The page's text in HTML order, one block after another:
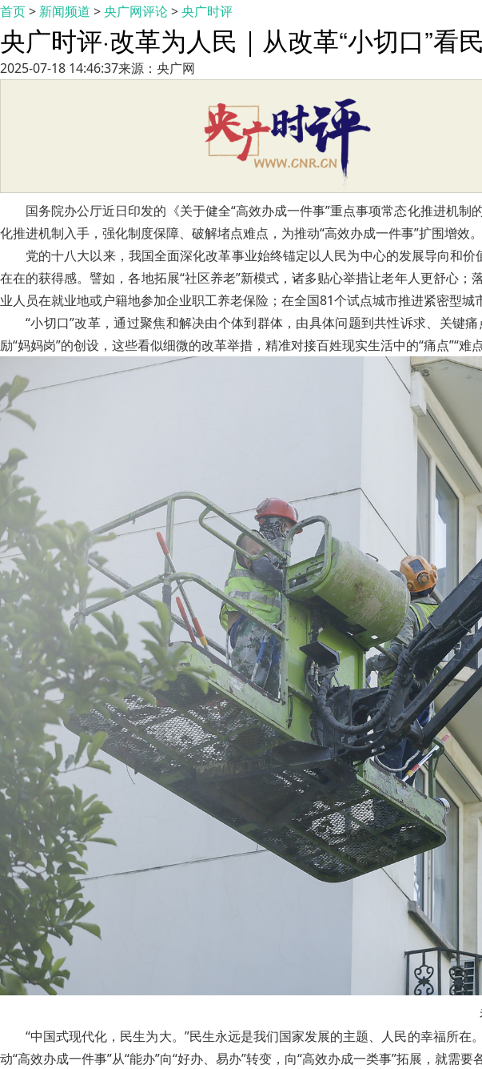
首页> 新闻频道 >央广网评论>央广时评
央广时评·改革为人民｜从改革“小切口”看
2025-07-18 14:46:37来源：央广网
国务院办公厅近日印发的《关于健全“高效办成一件事”重点事项常态化推进机
化推进机制入手，强化制度保障、破解堵点难点，为推动“高效办成一件事”扩围增效
党的十八大以来，我国全面深化改革事业始终锚定以人民为中心的发展导向和
在在的获得感。譬如，各地拓展“社区养老”新模式，诸多贴心举措让老年人更舒心
业人员在就业地或户籍地参加企业职工养老保险；在全国81个试点城市推进紧密型
“小切口”改革，通过聚焦和解决由个体到群体，由具体问题到共性诉求、关键
励“妈妈岗”的创设，这些看似细微的改革举措，精准对接百姓现实生活中的“痛点”“
“中国式现代化，民生为大。”民生永远是我们国家发展的主题、人民的幸福所
动“高效办成一件事”从“能办”向“好办、易办”转变，向“高效办成一类事”拓展，就